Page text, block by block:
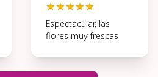
Espectacular, las
flores muy frescas